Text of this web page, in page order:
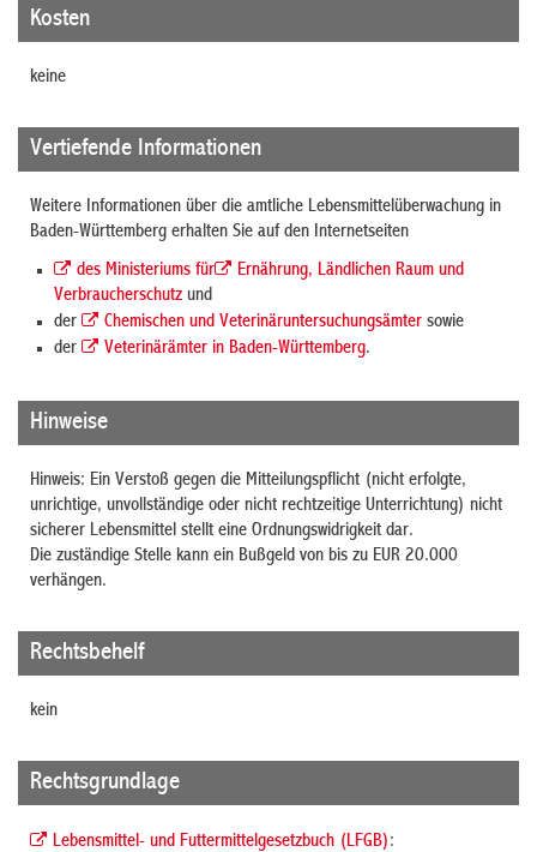
Kosten
keine
Vertiefende Informationen
Weitere Informationen über die amtliche Lebensmittelüberwachung in
Baden-Württemberg erhalten Sie auf den Internetseiten
des Ministeriums für
Ernährung, Ländlichen Raum und
Verbraucherschutz und
der
Chemischen und Veterinäruntersuchungsämter sowie
der
Veterinärämter in Baden-Württemberg.
Hinweise
Hinweis: Ein Verstoß gegen die Mitteilungspflicht (nicht erfolgte,
unrichtige, unvollständige oder nicht rechtzeitige Unterrichtung) nicht
sicherer Lebensmittel stellt eine Ordnungswidrigkeit dar.
Die zuständige Stelle kann ein Bußgeld von bis zu EUR 20.000
verhängen.
Rechtsbehelf
kein
Rechtsgrundlage
Lebensmittel- und Futtermittelgesetzbuch (LFGB):